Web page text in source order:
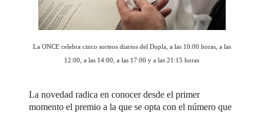
La ONCE celebra cinco sorteos diarios del Dupla, a las 10:00 horas, a las
12:00, a las 14:00, a las 17:00 y a las 21:15 horas
La novedad radica en conocer desde el primer
momento el premio a la que se opta con el número que